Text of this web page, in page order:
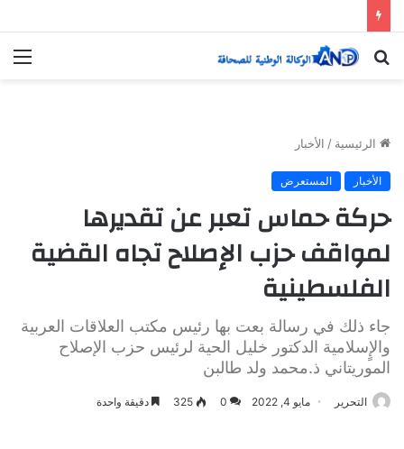
بحث
الرئيسية / الأخبار
الأخبار المستعرض
حركة حماس تعبر عن تقديرها
لمواقف حزب الإصلاح تجاه القضية
الفلسطينية
جاء ذلك في رسالة بعت بها رئيس مكتب العلاقات العربية
والإٍسلامية الدكتور خليل الحية لرئيس حزب الإصلاح
الموريتاني ذ.محمد ولد طالبن
التحرير مايو 4, 2022 0
325 دقيقة واحدة